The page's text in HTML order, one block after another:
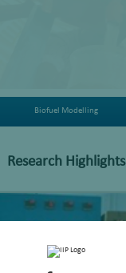
Biofuel Modelling
Research Highlights